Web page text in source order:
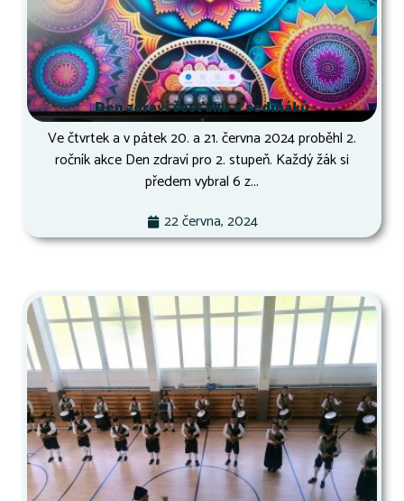
Den zdraví šesťáků a sedmáků
Ve čtvrtek a v pátek 20. a 21. června 2024 proběhl 2.
ročník akce Den zdraví pro 2. stupeň. Každý žák si
předem vybral 6 z...
22 června, 2024